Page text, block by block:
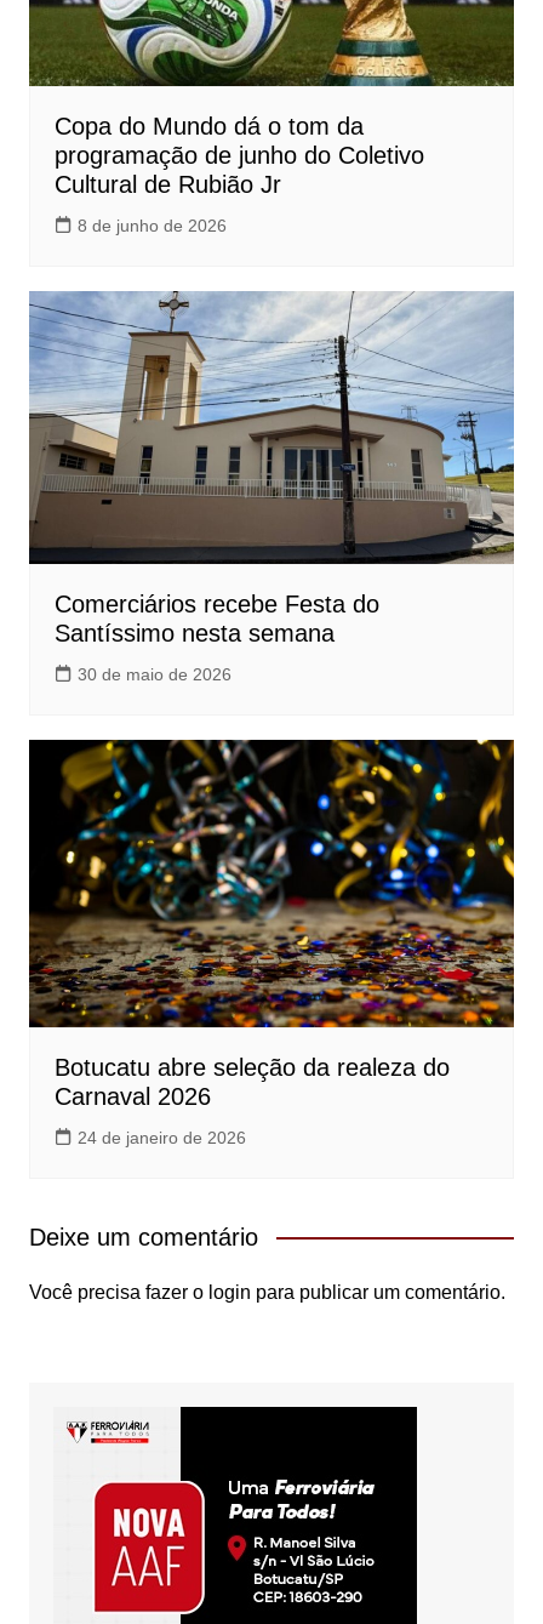
Copa do Mundo dá o tom da
programação de junho do Coletivo
Cultural de Rubião Jr
8 de junho de 2026
Comerciários recebe Festa do
Santíssimo nesta semana
30 de maio de 2026
Botucatu abre seleção da realeza do
Carnaval 2026
24 de janeiro de 2026
Deixe um comentário
Você precisa fazer o login para publicar um comentário.